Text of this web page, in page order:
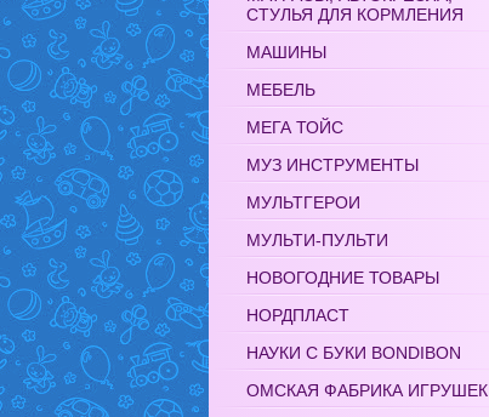
СТУЛЬЯ ДЛЯ КОРМЛЕНИЯ
МАШИНЫ
МЕБЕЛЬ
МЕГА ТОЙС
МУЗ ИНСТРУМЕНТЫ
МУЛЬТГЕРОИ
МУЛЬТИ-ПУЛЬТИ
НОВОГОДНИЕ ТОВАРЫ
НОРДПЛАСТ
НАУКИ С БУКИ BONDIBON
ОМСКАЯ ФАБРИКА ИГРУШЕК